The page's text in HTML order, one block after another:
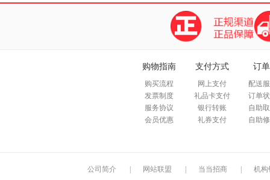
购物指南
购买流程
发票制度
服务协议
会员优惠
支付方式
网上支付
礼品卡支付
银行转账
礼券支付
订
配送
订单
自助
自助
公司简介 网站联盟 当当招商 机构